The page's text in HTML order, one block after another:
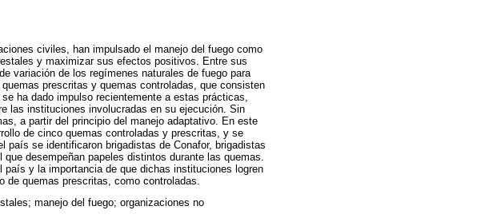
civiles, han impulsado el manejo del fuego como
y maximizar sus efectos positivos. Entre sus
variación de los regímenes naturales de fuego para
prescritas y quemas controladas, que consisten
ha dado impulso recientemente a estas prácticas,
las instituciones involucradas en su ejecución. Sin
a partir del principio del manejo adaptativo. En este
de cinco quemas controladas y prescritas, y se
se identificaron brigadistas de Conafor, brigadistas
desempeñan papeles distintos durante las quemas.
y la importancia de que dichas instituciones logren
quemas prescritas, como controladas.
manejo del fuego; organizaciones no